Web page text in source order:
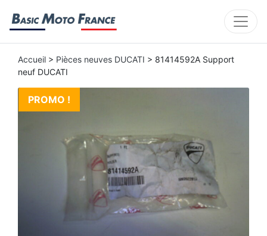
Accueil > Pièces neuves DUCATI > 81414592A Support
neuf DUCATI
PROMO !